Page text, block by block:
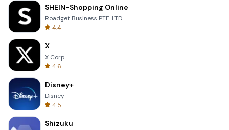
SHEIN-Shopping Online
Roadget Business PTE. LTD.
4.4
X
X Corp.
4.6
Disney+
Disney
4.5
Shizuku